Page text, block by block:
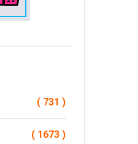
( 731 )
( 1673 )